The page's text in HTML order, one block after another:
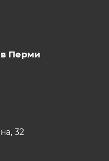
Перми
32